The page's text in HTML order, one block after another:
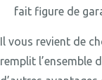
fait figure de
Il vous revient de
remplit l’ensemble